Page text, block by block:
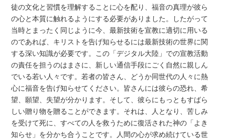
徒の文化と習慣を理解することに心を配り、福音の真理が彼ら
の心と本質に触れるようにする必要がありました。したがって
当時とまったく同じように今、最新技術を宣教に適切に用いる
のであれば、キリストを告げ知らせるには最新技術の世界に関
する深い知識が必要です。この「デジタル大陸」での宣教活動
の責任を担うのはまさに、新しい通信手段にごく自然に親しん
でいる若い人々です。若者の皆さん、どうか同世代の人々に熱
心に福音を告げ知らせてください。皆さんには彼らの恐れ、希
望、願望、失望が分かります。そして、彼らにもっともすばら
しい贈り物を贈ることができます。それは、人となり、苦しみ
を受けて死に、すべての人を救うために復活された神の「よき
知らせ」を分かち合うことです。人間の心が求め続けている世